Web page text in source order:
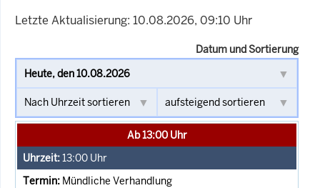
Letzte Aktualisierung: 10.08.2026, 09:10 Uhr
Datum und Sortierung
Ab 13:00 Uhr
13:00 Uhr
Mündliche Verhandlung